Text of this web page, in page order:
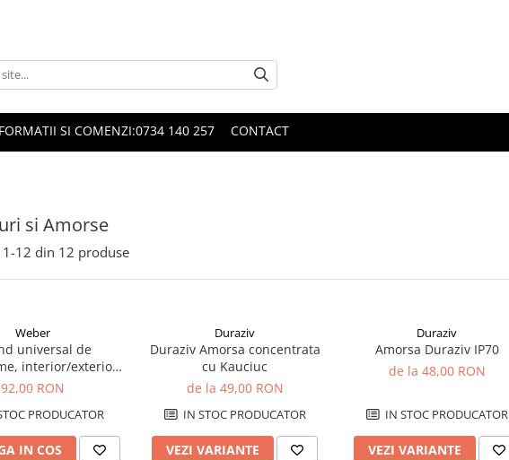
SI COMENZI:0734 140 257 CONTACT
si Amorse
1-12 din 12 produse
Weber
universal de
interior/exterior,
GR100, gri, 5 kg
92,00 RON
PRODUCATOR
IN COS
Duraziv
Duraziv Amorsa concentrata
cu Kauciuc
de la 49,00 RON
IN STOC PRODUCATOR
VEZI VARIANTE
Duraziv
Amorsa Duraziv IP70
de la 48,00 RON
IN STOC PRODUCATOR
VEZI VARIANTE